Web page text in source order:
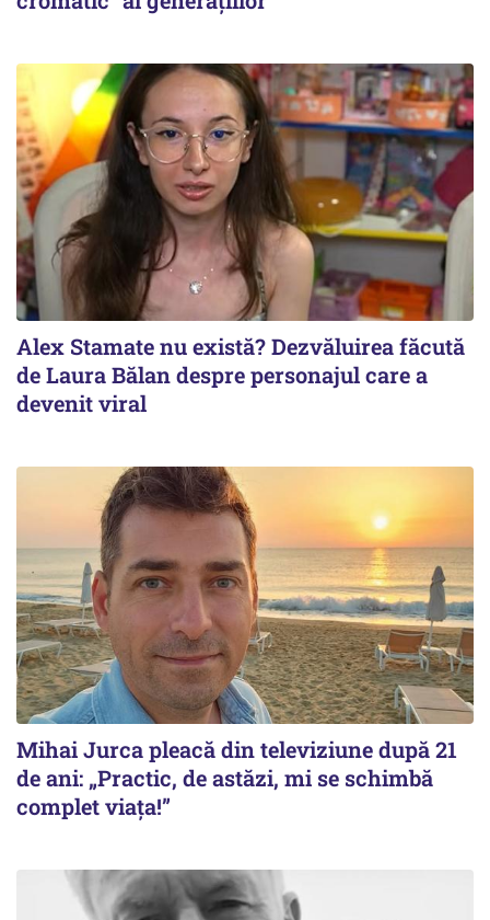
Alex Stamate nu există? Dezvăluirea făcută
de Laura Bălan despre personajul care a
devenit viral
Mihai Jurca pleacă din televiziune după 21
de ani: „Practic, de astăzi, mi se schimbă
complet viața!”